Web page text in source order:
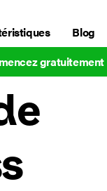
Blog
gratuitement